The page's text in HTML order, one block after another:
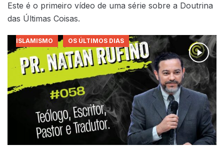
Este é o primeiro vídeo de uma série sobre a Doutrina
das Últimas Coisas.
ISLAMISMO OS ÚLTIMOS DIAS